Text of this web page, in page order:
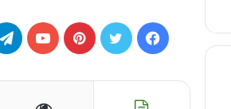
فيسبوكتويتر بينتيريستيوتيوب